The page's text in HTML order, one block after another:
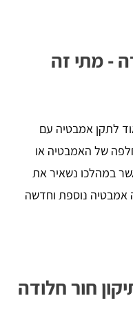
- מתי זה
לתקן אמבטיה עם
של האמבטיה או
במהלכו נשאיר את
אמבטיה נוספת וחדשה
חור חלודה